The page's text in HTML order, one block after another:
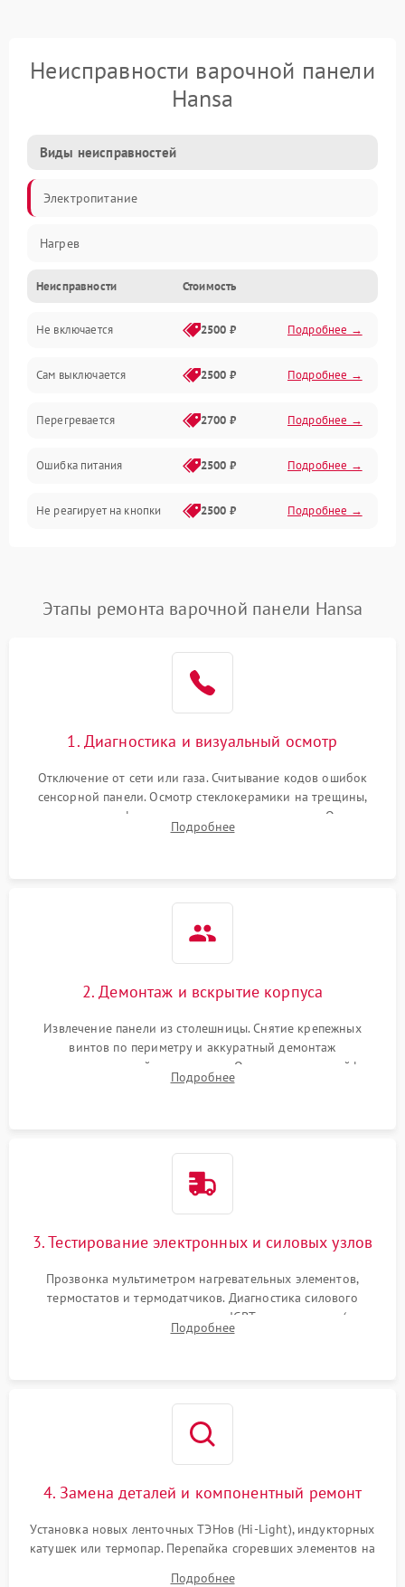
Неисправности варочной панели
Hansa
Виды неисправностей
Электропитание
Нагрев
Неисправности Стоимость
Не включается 2500 ₽ Подробнее →
Сам выключается 2500 ₽ Подробнее →
Перегревается 2700 ₽ Подробнее →
Ошибка питания 2500 ₽ Подробнее →
Не реагирует на кнопки 2500 ₽ Подробнее →
Этапы ремонта варочной панели Hansa
1. Диагностика и визуальный осмотр
Отключение от сети или газа. Считывание кодов ошибок
сенсорной панели. Осмотр стеклокерамики на трещины,
проверка конфорок на равномерность нагрева. Опрос
клиента о симптомах (не включается, не видит посуду,
Подробнее
2. Демонтаж и вскрытие корпуса
Извлечение панели из столешницы. Снятие крепежных
винтов по периметру и аккуратный демонтаж
стеклокерамической поверхности. Отсоединение шлейфов
сенсорного блока для доступа к силовым платам, катушкам
Подробнее
3. Тестирование электронных и силовых узлов
Прозвонка мультиметром нагревательных элементов,
термостатов и термодатчиков. Диагностика силового
модуля, реле, диодных мостов и IGBT-транзисторов (для
индукции). Проверка кранов и газ-контроля (для газовых
Подробнее
4. Замена деталей и компонентный ремонт
Установка новых ленточных ТЭНов (Hi-Light), индукторных
катушек или термопар. Перепайка сгоревших элементов на
Подробнее